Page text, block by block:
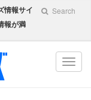
情報サイ
報が満
Search